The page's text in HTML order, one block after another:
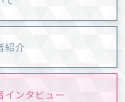
紹介
インタビュー